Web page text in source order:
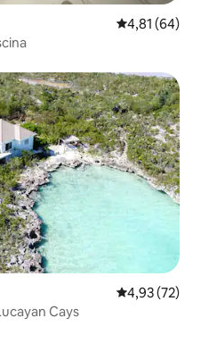
4,81 de uma
4,81 (64)
4,93 de uma
4,93 (72)
Cays